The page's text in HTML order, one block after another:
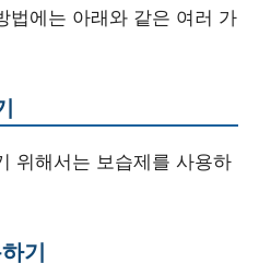
법에는 아래와 같은 여러 가
위해서는 보습제를 사용하
기